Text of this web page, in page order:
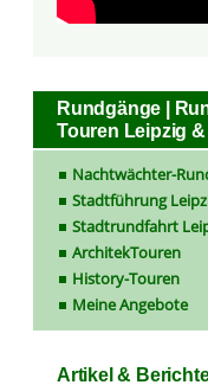
Rundgänge |
Touren Leipzig &
Nachtwächter-
Stadtführung
Stadtrundfahrt
ArchitekTouren
History-Touren
Meine Angebote
Artikel &